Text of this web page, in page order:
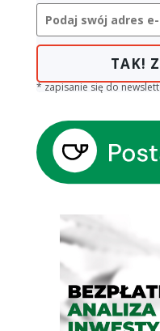
TAK!
* zapisanie się do